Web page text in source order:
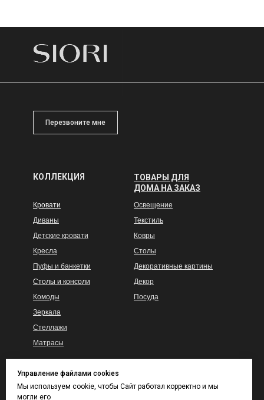
Управление файлами cookies
Мы используем cookie, чтобы Сайт работал корректно и мы
могли его
Освещение
Текстиль
Ковры
Столы
Декоративные картины
Декор
Посуда
Кровати
Диваны
Детские кровати
Кресла
Пуфы и банкетки
Столы и консоли
Комоды
Зеркала
Стеллажи
Матрасы
ТОВАРЫ ДЛЯ
ДОМА НА ЗАКАЗ
КОЛЛЕКЦИЯ
КАТАЛОГ ТКАНЕЙ
И ВЫКРАСОВ
Гарантия
Перезвоните мне